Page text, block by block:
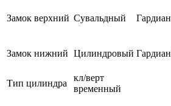
Замок верхний Сувальдный Гардиан
Замок нижний Цилиндровый Гардиан
Тип цилиндра
кл/верт
временный